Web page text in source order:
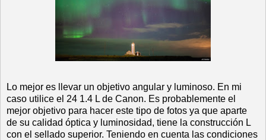
Lo mejor es llevar un objetivo angular y luminoso. En mi
caso utilice el 24 1.4 L de Canon. Es probablemente el
mejor objetivo para hacer este tipo de fotos ya que aparte
de su calidad óptica y luminosidad, tiene la construcción L
con el sellado superior. Teniendo en cuenta las condiciones